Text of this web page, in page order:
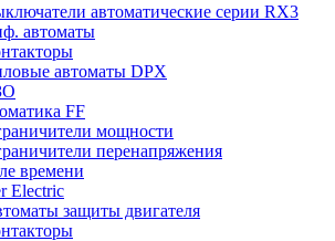
автоматические серии RX3
автоматы
автоматы DPX
FF
мощности
перенапряжения
времени
Electric
защиты двигателя